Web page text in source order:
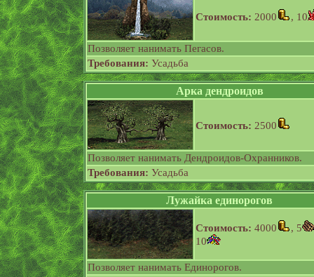
Стоимость: 2000 , 10
Позволяет нанимать Пегасов.
Требования: Усадьба
Арка дендроидов
Стоимость: 2500
Позволяет нанимать Дендроидов-Охранников.
Требования: Усадьба
Лужайка единорогов
Стоимость: 4000
, 5
10
Позволяет нанимать Единорогов.